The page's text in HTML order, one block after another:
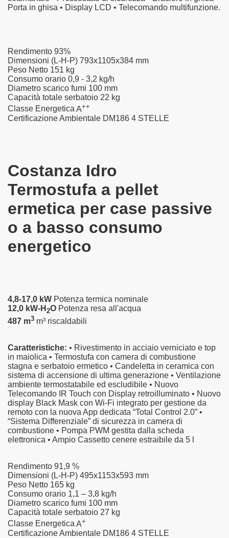
Porta in ghisa • Display LCD • Telecomando multifunzione.
Rendimento 93%
Dimensioni (L-H-P) 793x1105x384 mm
Peso Netto 151 kg
Consumo orario 0,9 - 3,2 kg/h
Diametro scarico fumi 100 mm
Capacità totale serbatoio 22 kg
Classe EnergeticaA++
Certificazione Ambientale DM186 4 STELLE
Costanza Idro
Termostufa a pellet
ermetica per case passive
o a basso consumo
energetico
4,8-17,0 kW Potenza termica nominale
12,0 kW-H 2O Potenza resa all'acqua
487 m3 m³ riscaldabili
Caratteristiche: • Rivestimento in acciaio verniciato e top
in maiolica • Termostufa con camera di combustione
stagna e serbatoio ermetico • Candeletta in ceramica con
sistema di accensione di ultima generazione • Ventilazione
ambiente termostatabile ed escludibile • Nuovo
Telecomando IR Touch con Display retroilluminato • Nuovo
display Black Mask con Wi-Fi integrato per gestione da
remoto con la nuova App dedicata “Total Control 2.0” •
“Sistema Differenziale” di sicurezza in camera di
combustione • Pompa PWM gestita dalla scheda
elettronica • Ampio Cassetto cenere estraibile da 5 l
Rendimento 91,9 %
Dimensioni (L-H-P) 495x1153x593 mm
Peso Netto 165 kg
Consumo orario 1,1 – 3,8 kg/h
Diametro scarico fumi 100 mm
Capacità totale serbatoio 27 kg
Classe EnergeticaA+
Certificazione Ambientale DM186 4 STELLE